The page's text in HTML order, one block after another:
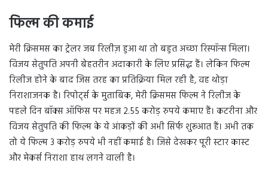
फिल्म की कमाई
मेरी क्रिसमस का ट्रेलर जब रिलीज़ हुआ था तो बहुत अच्छा रिस्पॉन्स मिला।
विजय सेतुपति अपनी बेहतरीन अदाकारी के लिए प्रसिद्ध हैं। लेकिन फिल्म
रिलीज होने के बाद जिस तरह का प्रतिक्रिया मिल रही है, वह थोड़ा
निराशाजनक है। रिपोर्ट्स के मुताबिक, मेरी क्रिसमस फिल्म ने रिलीज के
पहले दिन बॉक्स ऑफिस पर महज 2.55 करोड़ रुपये कमाए हैं। कटरीना और
विजय सेतुपति की फिल्म के ये आंकड़ों की अभी सिर्फ शुरूआत हैं। अभी तक
तो ये फिल्म 3 करोड़ रुपये भी नहीं कमाई है। जिसे देखकर पूरी स्टार कास्ट
और मेकर्स निराशा हाथ लगने वाली है।